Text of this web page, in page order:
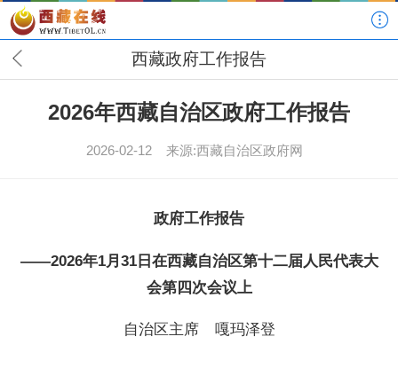
西藏政府工作报告
2026年西藏自治区政府工作报告
2026-02-12 来源:西藏自治区政府网
政府工作报告
——2026年1月31日在西藏自治区第十二届人民代表大
会第四次会议上
自治区主席 嘎玛泽登